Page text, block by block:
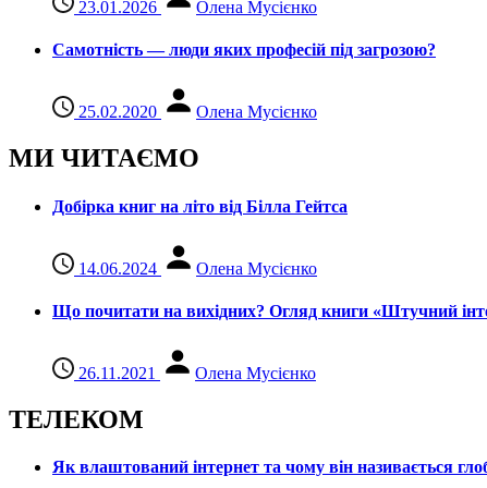
23.01.2026 Олена Мусієнко
Самотність — люди яких професій під загрозою?
25.02.2020 Олена Мусієнко
МИ ЧИТАЄМО
Добірка книг на літо від Білла Гейтса
14.06.2024 Олена Мусієнко
Що почитати на вихідних? Огляд книги «Штучний
26.11.2021 Олена Мусієнко
ТЕЛЕКОМ
Як влаштований інтернет та чому він називається